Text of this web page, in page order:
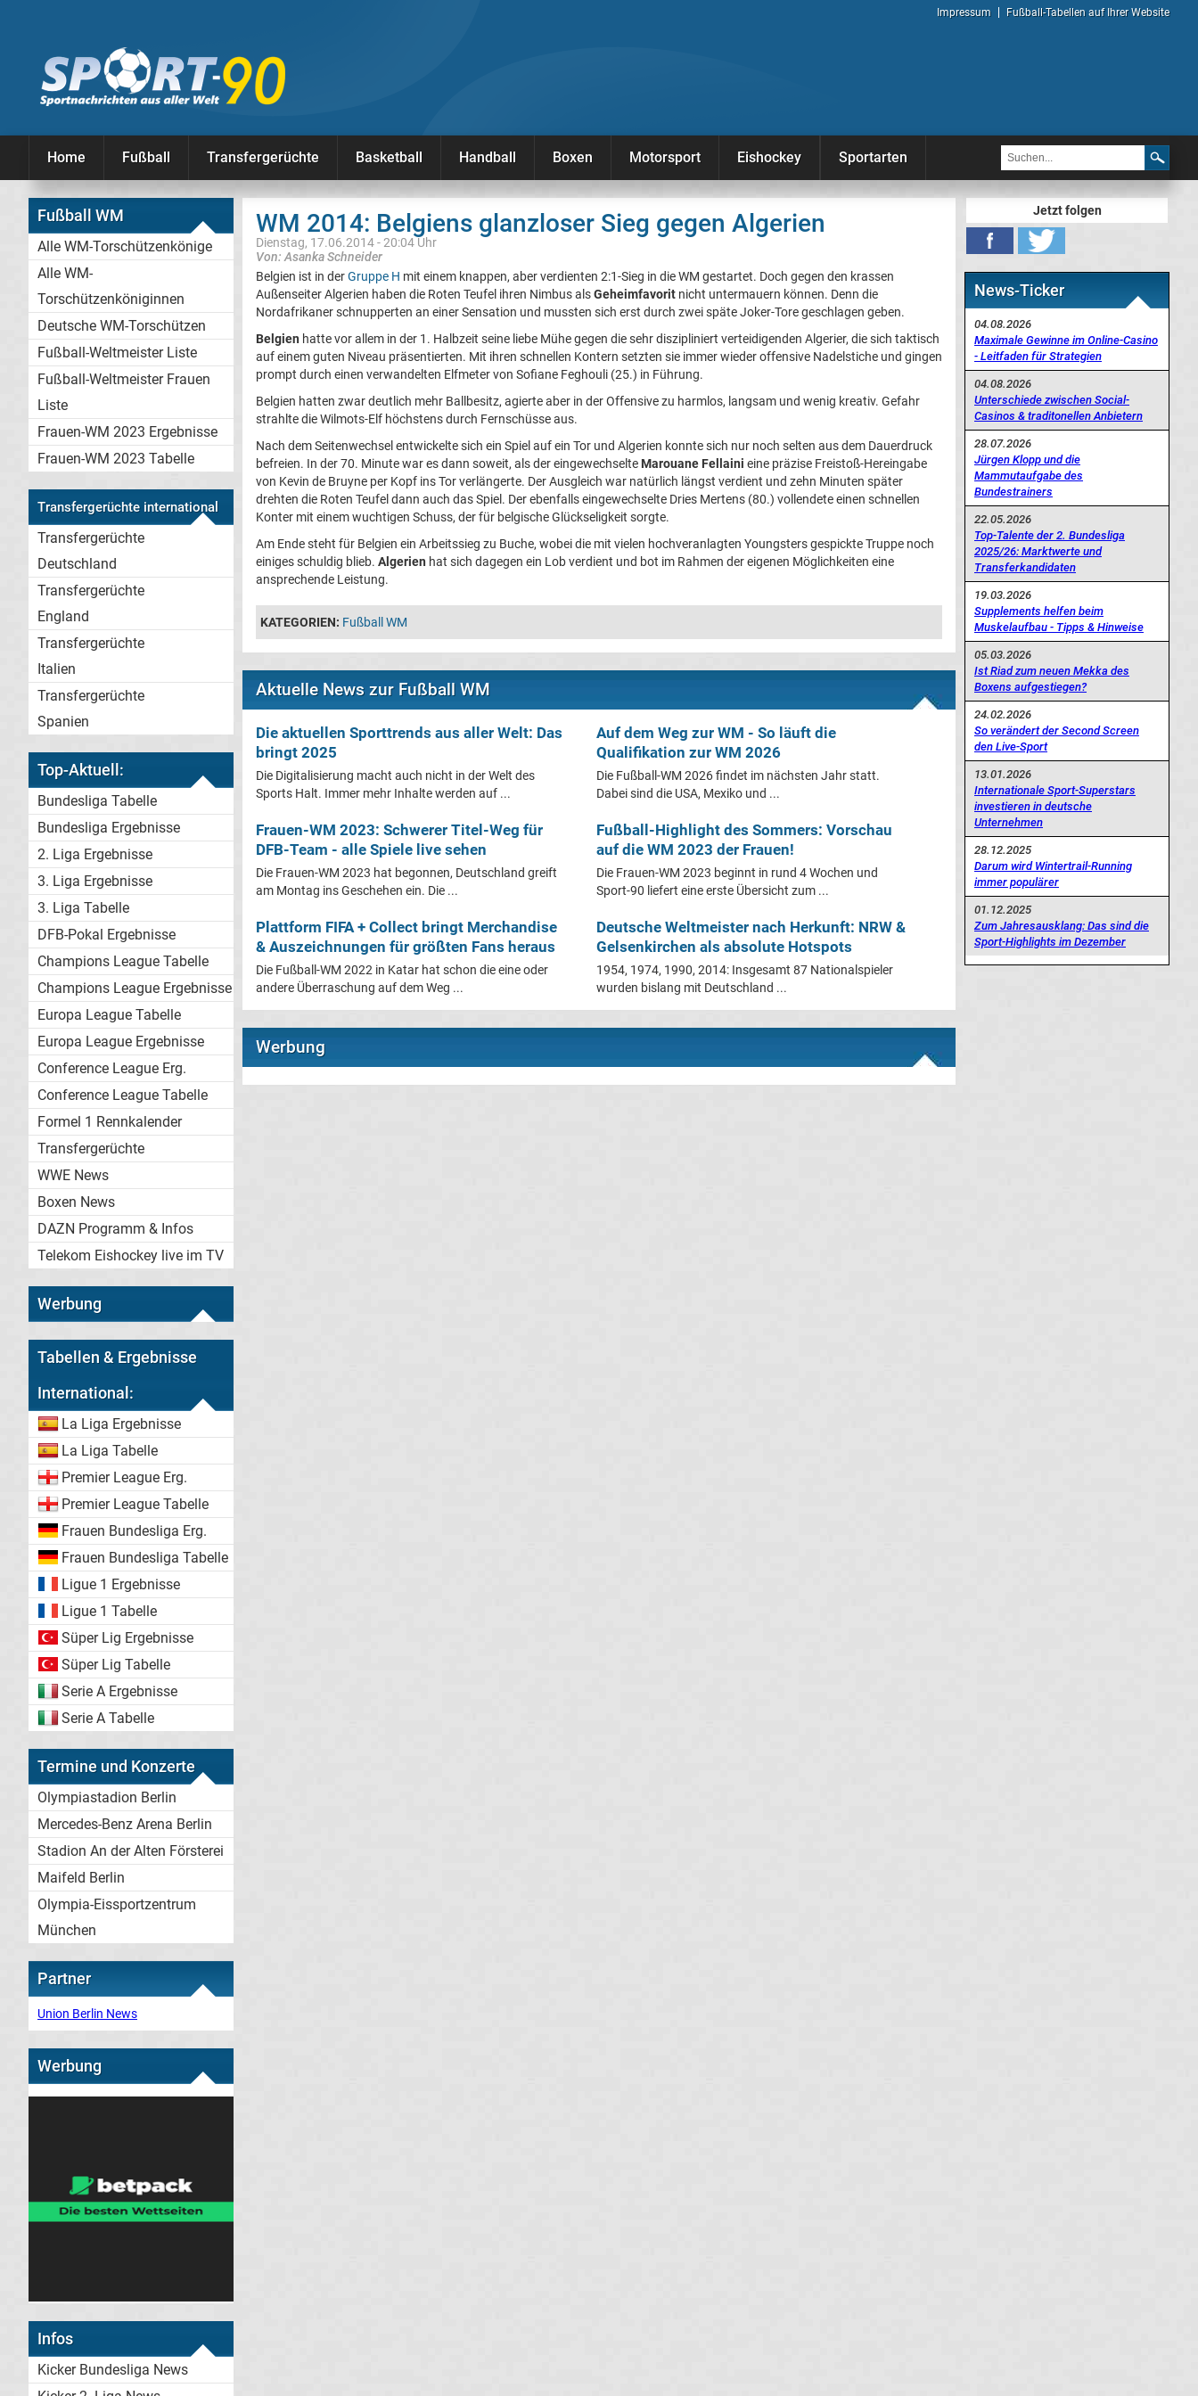
Impressum Fußball-Tabellen auf Ihrer Website
Home Fußball Transfergerüchte Basketball Handball Boxen Motorsport Eishockey Sportarten
Fußball WM
Alle WM-Torschützenkönige
Alle WM-
Torschützenköniginnen
Deutsche WM-Torschützen
Fußball-Weltmeister Liste
Fußball-Weltmeister Frauen
Liste
Frauen-WM 2023 Ergebnisse
Frauen-WM 2023 Tabelle
Transfergerüchte international
Transfergerüchte
Deutschland
Transfergerüchte
England
Transfergerüchte
Italien
Transfergerüchte
Spanien
Top-Aktuell:
Bundesliga Tabelle
Bundesliga Ergebnisse
2. Liga Ergebnisse
3. Liga Ergebnisse
3. Liga Tabelle
DFB-Pokal Ergebnisse
Champions League Tabelle
Champions League Ergebnisse
Europa League Tabelle
Europa League Ergebnisse
Conference League Erg.
Conference League Tabelle
Formel 1 Rennkalender
Transfergerüchte
WWE News
Boxen News
DAZN Programm & Infos
Telekom Eishockey live im TV
Werbung
Tabellen & Ergebnisse
International:
La Liga Ergebnisse
La Liga Tabelle
Premier League Erg.
Premier League Tabelle
Frauen Bundesliga Erg.
Frauen Bundesliga Tabelle
Ligue 1 Ergebnisse
Ligue 1 Tabelle
Süper Lig Ergebnisse
Süper Lig Tabelle
Serie A Ergebnisse
Serie A Tabelle
Termine und Konzerte
Olympiastadion Berlin
Mercedes-Benz Arena Berlin
Stadion An der Alten Försterei
Maifeld Berlin
Olympia-Eissportzentrum
München
Partner
Union Berlin News
Werbung
Infos
Kicker Bundesliga News
WM 2014: Belgiens glanzloser Sieg gegen Algerien
Dienstag, 17.06.2014 - 20:04 Uhr
Von: Asanka Schneider
Belgien ist in derGruppe H mit einem knappen, aber verdienten 2:1-Sieg in die WM gestartet. Doch gegen den krassen
Außenseiter Algerien haben die Roten Teufel ihren Nimbus alsGeheimfavorit nicht untermauern können. Denn die
Nordafrikaner schnupperten an einer Sensation und mussten sich erst durch zwei späte Joker-Tore geschlagen geben.
Belgien hatte vor allem in der 1. Halbzeit seine liebe Mühe gegen die sehr diszipliniert verteidigenden Algerier, die sich taktisch
auf einem guten Niveau präsentierten. Mit ihren schnellen Kontern setzten sie immer wieder offensive Nadelstiche und gingen
prompt durch einen verwandelten Elfmeter von Sofiane Feghouli (25.) in Führung.
Belgien hatten zwar deutlich mehr Ballbesitz, agierte aber in der Offensive zu harmlos, langsam und wenig kreativ. Gefahr
strahlte die Wilmots-Elf höchstens durch Fernschüsse aus.
Nach dem Seitenwechsel entwickelte sich ein Spiel auf ein Tor und Algerien konnte sich nur noch selten aus dem Dauerdruck
befreien. In der 70. Minute war es dann soweit, als der eingewechselte Marouane Fellaini eine präzise Freistoß-Hereingabe
von Kevin de Bruyne per Kopf ins Tor verlängerte. Der Ausgleich war natürlich längst verdient und zehn Minuten später
drehten die Roten Teufel dann auch das Spiel. Der ebenfalls eingewechselte Dries Mertens (80.) vollendete einen schnellen
Konter mit einem wuchtigen Schuss, der für belgische Glückseligkeit sorgte.
Am Ende steht für Belgien ein Arbeitssieg zu Buche, wobei die mit vielen hochveranlagten Youngsters gespickte Truppe noch
einiges schuldig blieb. Algerien hat sich dagegen ein Lob verdient und bot im Rahmen der eigenen Möglichkeiten eine
ansprechende Leistung.
KATEGORIEN: Fußball WM
Aktuelle News zur Fußball WM
Die aktuellen Sporttrends aus aller Welt: Das
bringt 2025
Die Digitalisierung macht auch nicht in der Welt des
Sports Halt. Immer mehr Inhalte werden auf ...
Auf dem Weg zur WM - So läuft die
Qualifikation zur WM 2026
Die Fußball-WM 2026 findet im nächsten Jahr statt.
Dabei sind die USA, Mexiko und ...
Frauen-WM 2023: Schwerer Titel-Weg für
DFB-Team - alle Spiele live sehen
Die Frauen-WM 2023 hat begonnen, Deutschland greift
am Montag ins Geschehen ein. Die ...
Fußball-Highlight des Sommers: Vorschau
auf die WM 2023 der Frauen!
Die Frauen-WM 2023 beginnt in rund 4 Wochen und
Sport-90 liefert eine erste Übersicht zum ...
Plattform FIFA + Collect bringt Merchandise
& Auszeichnungen für größten Fans heraus
Die Fußball-WM 2022 in Katar hat schon die eine oder
andere Überraschung auf dem Weg ...
Deutsche Weltmeister nach Herkunft: NRW &
Gelsenkirchen als absolute Hotspots
1954, 1974, 1990, 2014: Insgesamt 87 Nationalspieler
wurden bislang mit Deutschland ...
Werbung
Jetzt folgen
News-Ticker
04.08.2026
Maximale Gewinne im Online-Casino
- Leitfaden für Strategien
04.08.2026
Unterschiede zwischen Social-
Casinos & traditonellen Anbietern
28.07.2026
Jürgen Klopp und die
Mammutaufgabe des
Bundestrainers
22.05.2026
Top-Talente der 2. Bundesliga
2025/26: Marktwerte und
Transferkandidaten
19.03.2026
Supplements helfen beim
Muskelaufbau - Tipps & Hinweise
05.03.2026
Ist Riad zum neuen Mekka des
Boxens aufgestiegen?
24.02.2026
So verändert der Second Screen
den Live-Sport
13.01.2026
Internationale Sport-Superstars
investieren in deutsche
Unternehmen
28.12.2025
Darum wird Wintertrail-Running
immer populärer
01.12.2025
Zum Jahresausklang: Das sind die
Sport-Highlights im Dezember